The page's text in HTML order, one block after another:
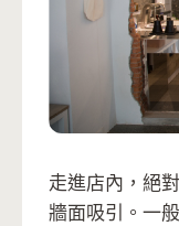
走進店內，絕
牆面吸引。一